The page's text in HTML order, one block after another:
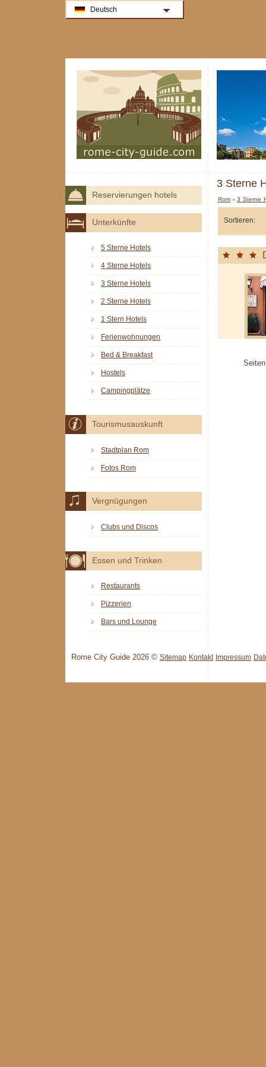
3 Sterne
Rom ›3 Sterne
Sortieren:
Reservierungen hotels
Unterkünfte
5 Sterne Hotels
4 Sterne Hotels
3 Sterne Hotels
2 Sterne Hotels
1 Stern Hotels
Ferienwohnungen
Bed & Breakfast
Hostels
Campingplätze
Tourismusauskunft
Stadtplan Rom
Fotos Rom
Vergnügungen
Clubs und Discos
Essen und Trinken
Restaurants
Pizzerien
Bars und Lounge
Rome City Guide 2026 © Sitemap Kontakt Impressum
Deutsch